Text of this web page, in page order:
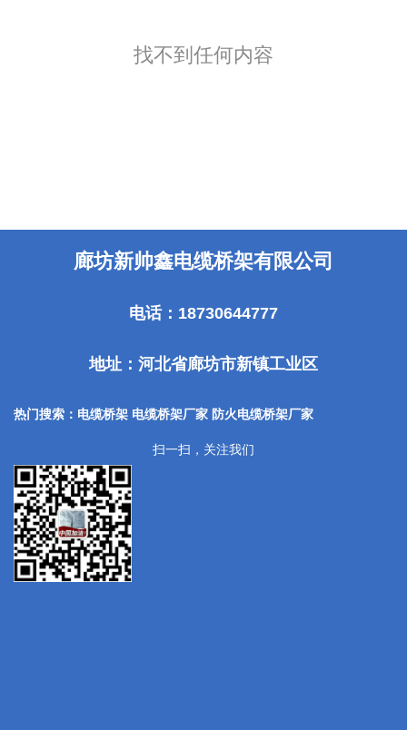
找不到任何内容
廊坊新帅鑫电缆桥架有限公司
电话：18730644777
地址：河北省廊坊市新镇工业区
热门搜索：电缆桥架 电缆桥架厂家 防火电缆桥架厂家
扫一扫，关注我们